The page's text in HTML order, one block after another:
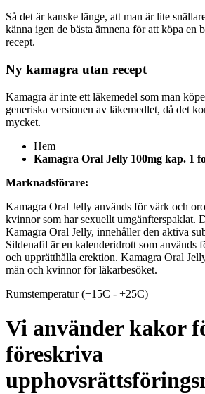
Så det är kanske länge, att man är lite
känna igen de bästa ämnena för att köpa en
recept.
Ny kamagra utan recept
Kamagra är inte ett läkemedel som man
generiska versionen av läkemedlet, då det
mycket.
Hem
Kamagra Oral Jelly 100mg kap. 1
Marknadsförare:
Kamagra Oral Jelly används för värk och
kvinnor som har sexuellt umgänfterspaklat.
Kamagra Oral Jelly, innehåller den aktiva
Sildenafil är en kalenderidrott som används
och upprätthålla erektion. Kamagra Oral
män och kvinnor för läkarbesöket.
Rumstemperatur (+15C - +25C)
Vi använder kakor
föreskriva